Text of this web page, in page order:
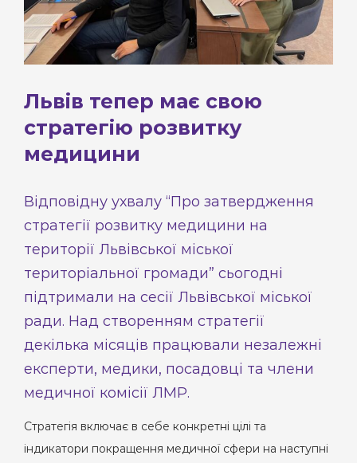
Львів тепер має свою
стратегію розвитку
медицини
Відповідну ухвалу “Про затвердження
стратегії розвитку медицини на
території Львівської міської
територіальної громади” сьогодні
підтримали на сесії Львівської міської
ради. Над створенням стратегії
декілька місяців працювали незалежні
експерти, медики, посадовці та члени
медичної комісії ЛМР.
Стратегія включає в себе конкретні цілі та
індикатори покращення медичної сфери на наступні